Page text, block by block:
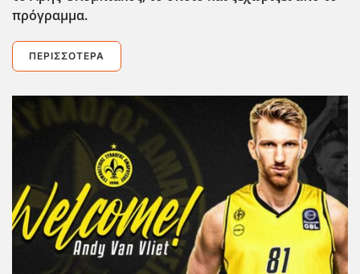
πρόγραμμα.
ΠΕΡΙΣΣΌΤΕΡΑ